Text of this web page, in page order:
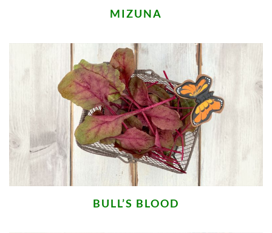
MIZUNA
BULL’S BLOOD